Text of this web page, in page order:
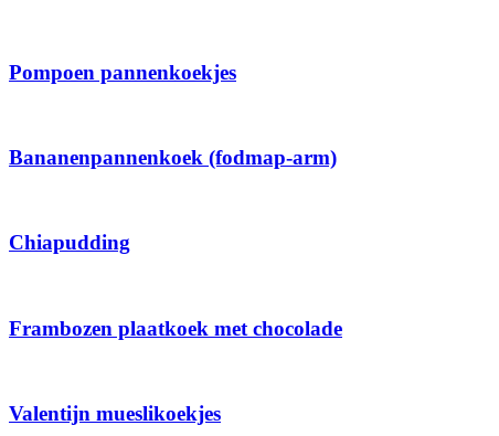
Pompoen pannenkoekjes
Bananenpannenkoek (fodmap-arm)
Chiapudding
Frambozen plaatkoek met chocolade
Valentijn mueslikoekjes